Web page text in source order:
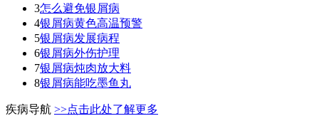
3怎么避免银屑病
4银屑病黄色高温预警
5银屑病发展病程
6银屑病外伤护理
7银屑病炖肉放大料
8银屑病能吃墨鱼丸
疾病导航 >>点击此处了解更多